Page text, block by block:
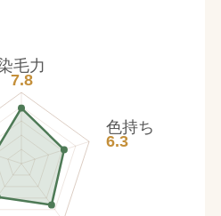
毛力
7.8
色持ち
6.3